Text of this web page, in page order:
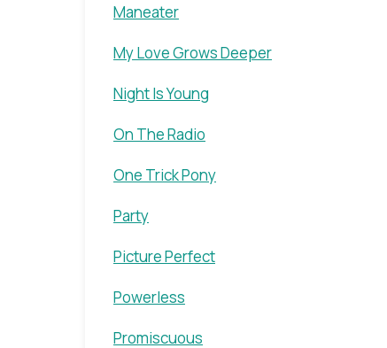
Maneater
My Love Grows Deeper
Night Is Young
On The Radio
One Trick Pony
Party
Picture Perfect
Powerless
Promiscuous